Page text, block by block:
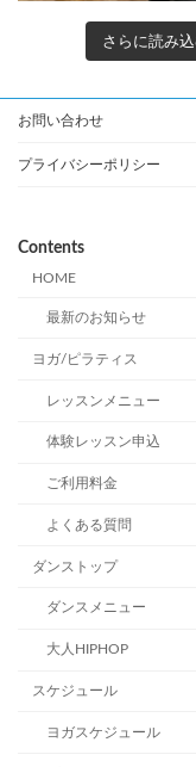
さらに読み
お問い合わせ
プライバシーポリシー
Contents
HOME
最新のお知らせ
ヨガ/ピラティス
レッスンメニュー
体験レッスン申込
ご利用料金
よくある質問
ダンストップ
ダンスメニュー
大人HIPHOP
スケジュール
ヨガスケジュール